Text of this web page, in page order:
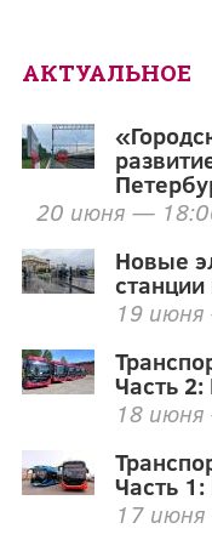
АКТУАЛЬНОЕ
20 июня —
Новые
19
Часть
18
Часть
17